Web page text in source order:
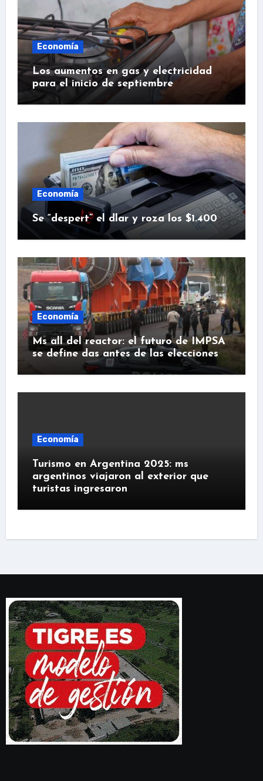
Economía
Los aumentos en gas y electricidad
para el inicio de septiembre
Economía
Se “despert” el dlar y roza los $1.400
Economía
Ms all del reactor: el futuro de IMPSA
se define das antes de las elecciones
Economía
Turismo en Argentina 2025: ms
argentinos viajaron al exterior que
turistas ingresaron